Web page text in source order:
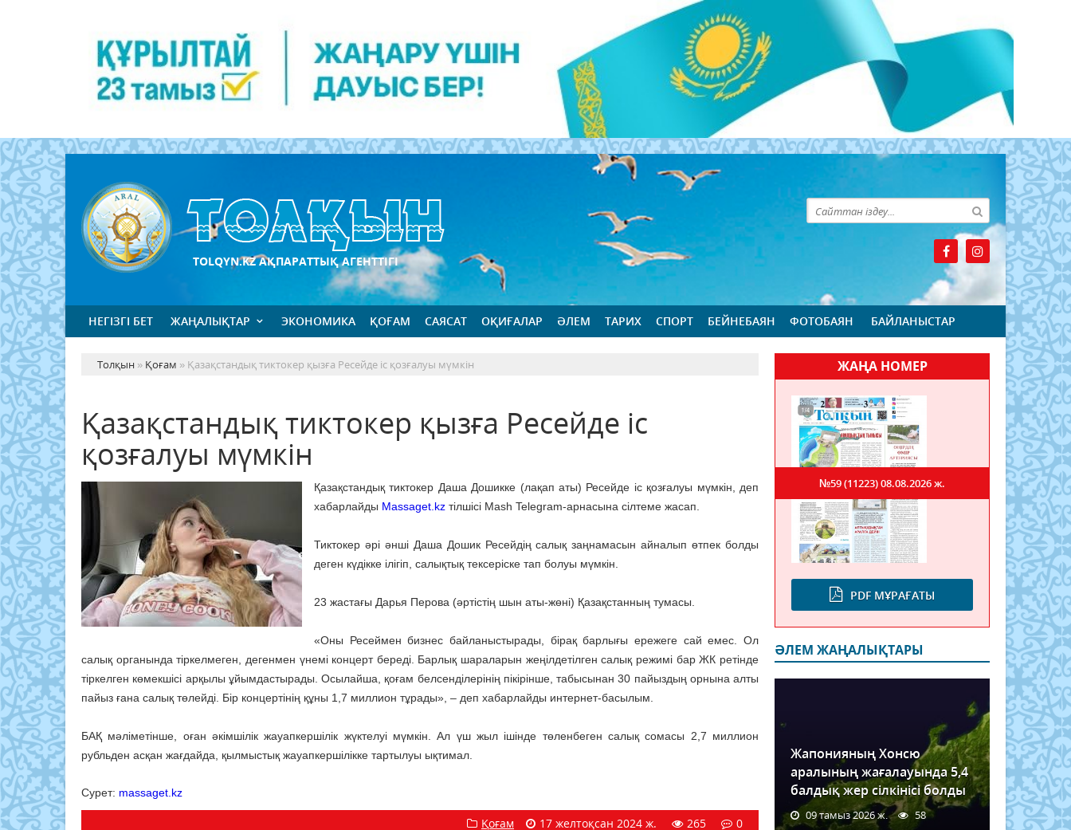
TOLQYN.KZ АҚПАРАТТЫҚ АГЕНТТІГІ
НЕГІЗГІ БЕТ ЖАҢАЛЫҚТАР ЭКОНОМИКА ҚОҒАМ САЯСАТ ОҚИҒАЛАР ӘЛЕМ ТАРИХ СПОРТ БЕЙНЕБАЯН ФОТОБАЯН БАЙЛАНЫСТАР
Толқын » Қоғам » Қазақстандық тиктокер қызға Ресейде іс қозғалуы мүмкін
Қазақстандық тиктокер қызға Ресейде іс
қозғалуы мүмкін
Қазақстандық тиктокер Даша Дошикке (лақап аты) Ресейде іс қозғалуы мүмкін, деп
хабарлайды Massaget.kz тілшісі Mash Telegram-арнасына сілтеме жасап.
Тиктокер әрі әнші Даша Дошик Ресейдің салық заңнамасын айналып өтпек болды
деген күдікке ілігіп, салықтық тексеріске тап болуы мүмкін.
23 жастағы Дарья Перова (әртістің шын аты-жөні) Қазақстанның тумасы.
«Оны Ресеймен бизнес байланыстырады, бірақ барлығы ережеге сай емес. Ол
салық органында тіркелмеген, дегенмен үнемі концерт береді. Барлық шараларын жеңілдетілген салық режимі бар ЖК ретінде
тіркелген көмекшісі арқылы ұйымдастырады. Осылайша, қоғам белсенділерінің пікірінше, табысынан 30 пайыздың орнына алты
пайыз ғана салық төлейді. Бір концертінің құны 1,7 миллион тұрады», – деп хабарлайды интернет-басылым.
БАҚ мәліметінше, оған әкімшілік жауапкершілік жүктелуі мүмкін. Ал үш жыл ішінде төленбеген салық сомасы 2,7 миллион
рубльден асқан жағдайда, қылмыстық жауапкершілікке тартылуы ықтимал.
Сурет: massaget.kz
Қоғам 17 желтоқсан 2024 ж. 265 0
ЖАҢА НОМЕР
PDF МҰРАҒАТЫ
№59 (11223)08.08.2026 ж.
ӘЛЕМ ЖАҢАЛЫҚТАРЫ
Жапонияның Хонсю
аралының жағалауында 5,4
балдық жер сілкінісі болды
09 тамыз 2026 ж. 58